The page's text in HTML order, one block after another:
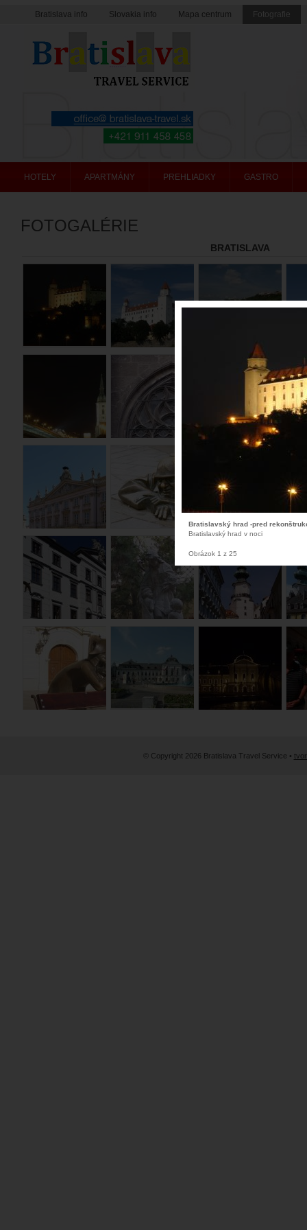
FOTOGALÉRIE
BRATISLAVA
HOTELY APARTMÁNY PREHLIADKY GASTRO
Bratislava info Slovakia info Mapa centrum Fotografie
© Copyright 2026 Bratislava Travel Service •
Bratislavský hrad -pred
Bratislavský hrad v noci
Obrázok 1 z 25